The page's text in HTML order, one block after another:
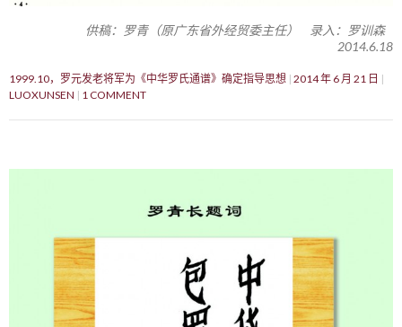
供稿：罗青（原广东省外经贸委主任） 录入：罗训森
2014.6.18
1999.10，罗元发老将军为《中华罗氏通谱》确定指导思想 2014 年 6 月 21 日
LUOXUNSEN
1 COMMENT